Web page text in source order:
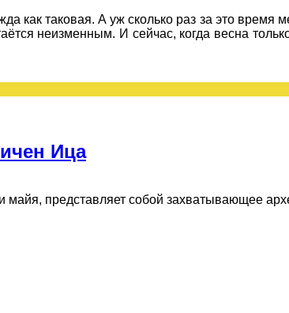
как таковая. А уж сколько раз за это время
неизменным. И сейчас, когда весна
Ица
представляет собой захватывающее